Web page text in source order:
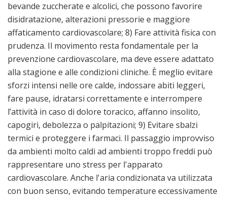
bevande zuccherate e alcolici, che possono favorire
disidratazione, alterazioni pressorie e maggiore
affaticamento cardiovascolare; 8) Fare attività fisica con
prudenza. Il movimento resta fondamentale per la
prevenzione cardiovascolare, ma deve essere adattato
alla stagione e alle condizioni cliniche. È meglio evitare
sforzi intensi nelle ore calde, indossare abiti leggeri,
fare pause, idratarsi correttamente e interrompere
l’attività in caso di dolore toracico, affanno insolito,
capogiri, debolezza o palpitazioni; 9) Evitare sbalzi
termici e proteggere i farmaci. Il passaggio improvviso
da ambienti molto caldi ad ambienti troppo freddi può
rappresentare uno stress per l'apparato
cardiovascolare. Anche l'aria condizionata va utilizzata
con buon senso, evitando temperature eccessivamente